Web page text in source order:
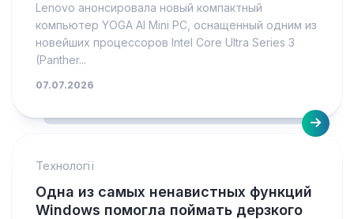
Lenovo анонсировала новый компактный
компьютер YOGA AI Mini PC, оснащенный одним из
новейших процессоров Intel Core Ultra Series 3
(Panther...
07.07.2026
Технології
Одна из самых ненавистных функций
Windows помогла поймать дерзкого